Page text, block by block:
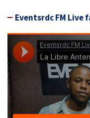
Eventsrdc FM Live